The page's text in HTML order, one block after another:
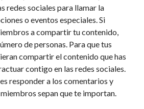
redes sociales para llamar la
o eventos especiales. Si
a compartir tu contenido,
de personas. Para que tus
compartir el contenido que has
contigo en las redes sociales.
responder a los comentarios y
sepan que te importan.